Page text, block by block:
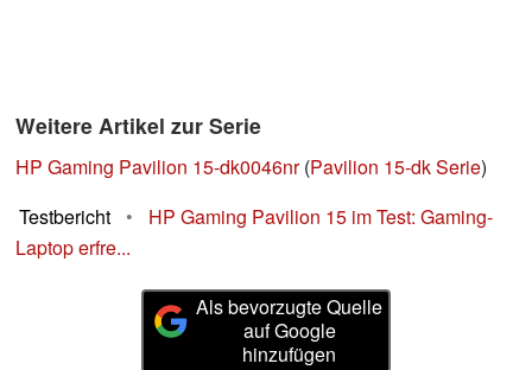
Weitere Artikel zur Serie
HP Gaming Pavilion 15-dk0046nr(Pavilion 15-dk Serie)
Testbericht
•
HP Gaming Pavilion 15 im Test: Gaming-
Laptop erfre...
Als bevorzugte Quelle
auf Google
hinzufügen